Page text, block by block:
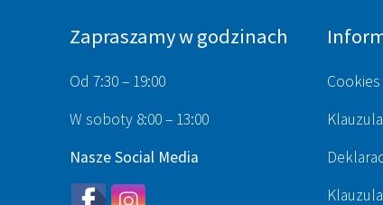
Zapraszamy w godzinach
Od 7:30 – 19:00
W soboty 8:00 – 13:00
Nasze Social Media
Cookies